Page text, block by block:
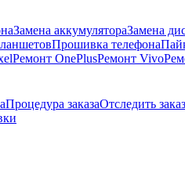
Замена аккумулятораЗамена
Прошивка телефона
Ремонт OnePlusРемонт Vivo
Процедура заказаОтследить заказ